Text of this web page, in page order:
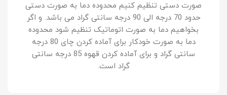
صورت دستی تنظیم کنیم محدوده دما به صورت دستی
حدود 70 درجه الی 90 درجه سانتی گراد می باشد. و اگر
بخواهیم دما به صورت اتوماتیک تنظیم شود محدوده
دما به صورت خودکار برای آماده کردن چای 80 درجه
سانتی گراد و برای آماده کردن قهوه 85 درجه سانتی
گراد است.